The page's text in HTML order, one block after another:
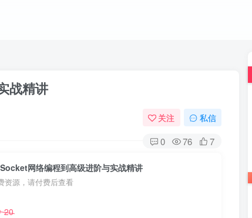
战精讲
关注 私信
0 76 7
网络编程到高级进阶与实战精讲
资源，请付费后查看
20